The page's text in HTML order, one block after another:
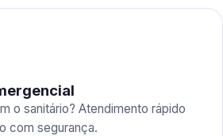
o sanitário? Atendimento rápido
com segurança.